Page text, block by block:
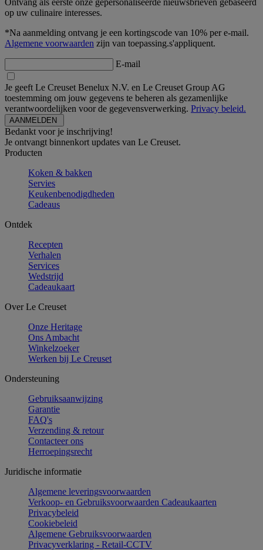
op uw culinaire interesses.
*Na aanmelding ontvang je een kortingscode van 10% per e-mail.
Algemene voorwaarden zijn van toepassing.s'appliquent.
E-mail
Je geeft Le Creuset Benelux N.V. en Le Creuset Group AG
toestemming om jouw gegevens te beheren als gezamenlijke
verantwoordelijken voor de gegevensverwerking. Privacy beleid.
Bedankt voor je inschrijving!
Je ontvangt binnenkort updates van Le Creuset.
Producten
Koken & bakken
Servies
Keukenbenodigdheden
Cadeaus
Ontdek
Recepten
Verhalen
Services
Wedstrijd
Cadeaukaart
Over Le Creuset
Onze Heritage
Ons Ambacht
Winkelzoeker
Werken bij Le Creuset
Ondersteuning
Gebruiksaanwijzing
Garantie
FAQ's
Verzending & retour
Contacteer ons
Herroepingsrecht
Juridische informatie
Algemene leveringsvoorwaarden
Verkoop- en Gebruiksvoorwaarden Cadeaukaarten
Privacybeleid
Cookiebeleid
Algemene Gebruiksvoorwaarden
Privacyverklaring - Retail-CCTV